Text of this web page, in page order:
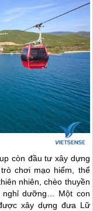
còn đầu tư xây dựng
chơi mạo hiểm, thể
nhiên, chèo thuyền
nghỉ dưỡng… Một con
xây dựng đưa Lữ